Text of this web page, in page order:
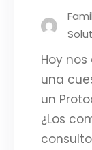
Hoy
una
un
¿Los